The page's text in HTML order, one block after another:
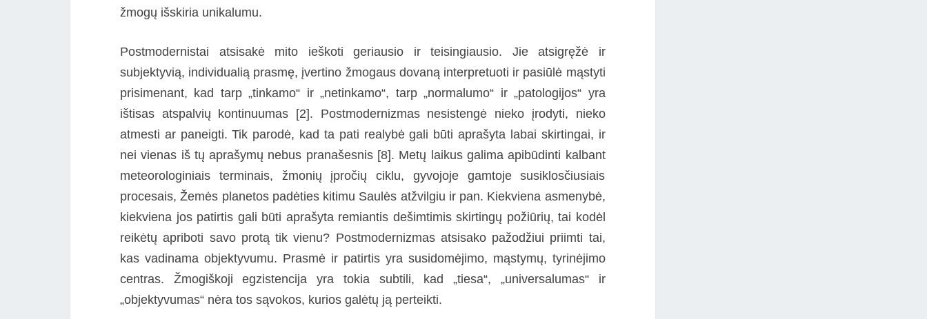
žmogų išskiria unikalumu.
Postmodernistai atsisakė mito ieškoti geriausio ir teisingiausio. Jie atsigręžė ir
subjektyvią, individualią prasmę, įvertino žmogaus dovaną interpretuoti ir pasiūlė mąstyti
prisimenant, kad tarp „tinkamo“ ir „netinkamo“, tarp „normalumo“ ir „patologijos“ yra
ištisas atspalvių kontinuumas [2]. Postmodernizmas nesistengė nieko įrodyti, nieko
atmesti ar paneigti. Tik parodė, kad ta pati realybė gali būti aprašyta labai skirtingai, ir
nei vienas iš tų aprašymų nebus pranašesnis [8]. Metų laikus galima apibūdinti kalbant
meteorologiniais terminais, žmonių įpročių ciklu, gyvojoje gamtoje susiklosčiusiais
procesais, Žemės planetos padėties kitimu Saulės atžvilgiu ir pan. Kiekviena asmenybė,
kiekviena jos patirtis gali būti aprašyta remiantis dešimtimis skirtingų požiūrių, tai kodėl
reikėtų apriboti savo protą tik vienu? Postmodernizmas atsisako pažodžiui priimti tai,
kas vadinama objektyvumu. Prasmė ir patirtis yra susidomėjimo, mąstymų, tyrinėjimo
centras. Žmogiškoji egzistencija yra tokia subtili, kad „tiesa“, „universalumas“ ir
„objektyvumas“ nėra tos sąvokos, kurios galėtų ją perteikti.